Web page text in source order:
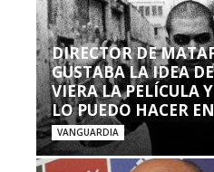
DIRECTOR DE
GUSTABA LA IDEA
VIERA LA PELÍCULA
LO PUEDO HACER
VANGUARDIA